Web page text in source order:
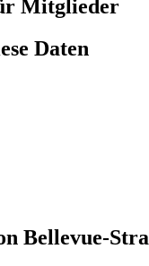
Mitglieder
Daten
Bellevue-